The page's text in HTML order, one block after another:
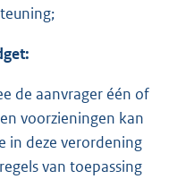
de aanvrager één of
voorzieningen kan
in deze verordening
van toepassing